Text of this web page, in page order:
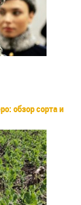
обзор сорта и